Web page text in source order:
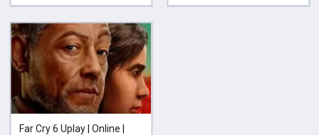
Far Cry 6 Uplay | Online |